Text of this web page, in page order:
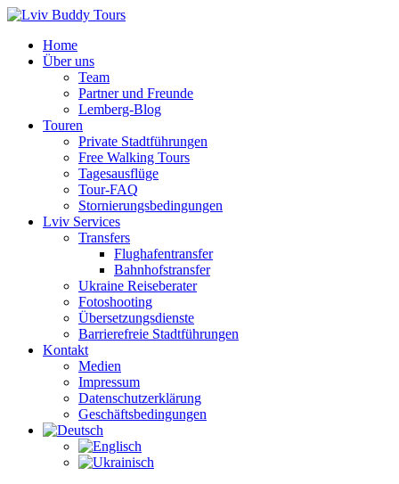
Zum
springenHome
Über uns
Team
Partner und Freunde
Lemberg-Blog
Touren
Private Stadtführungen
Free Walking Tours
Tagesausflüge
Tour-FAQ
Stornierungsbedingungen
Lviv Services
Transfers
Flughafentransfer
Bahnhofstransfer
Ukraine Reiseberater
Fotoshooting
Übersetzungsdienste
Barrierefreie Stadtführungen
Kontakt
Medien
Impressum
Datenschutzerklärung
Geschäftsbedingungen